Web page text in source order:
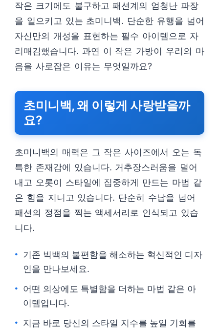
작은 크기에도 불구하고 패션계의 엄청난 파장
을 일으키고 있는 초미니백. 단순한 유행을 넘어
자신만의 개성을 표현하는 필수 아이템으로 자
리매김했습니다. 과연 이 작은 가방이 우리의 마
음을 사로잡은 이유는 무엇일까요?
초미니백, 왜 이렇게 사랑받을까
요?
초미니백의 매력은 그 작은 사이즈에서 오는 독
특한 존재감에 있습니다. 거추장스러움을 덜어
내고 오롯이 스타일에 집중하게 만드는 마법 같
은 힘을 지니고 있습니다. 단순히 수납을 넘어
패션의 정점을 찍는 액세서리로 인식되고 있습
니다.
기존 빅백의 불편함을 해소하는 혁신적인 디자
인을 만나보세요.
어떤 의상에도 특별함을 더하는 마법 같은 아
이템입니다.
지금 바로 당신의 스타일 지수를 높일 기회를